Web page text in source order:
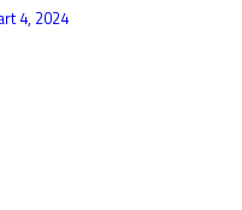
4, 2024